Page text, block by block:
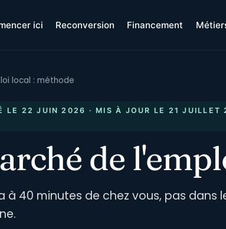
ici Reconversion Financement
local : méthode
LE 22 JUIN 2026 · MIS À JOUR LE 21 JUILLET
de
40 minutes de chez vous, pas dans